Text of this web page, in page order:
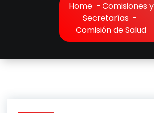
Home- Comisiones y
Secretarías -
Comisión de Salud